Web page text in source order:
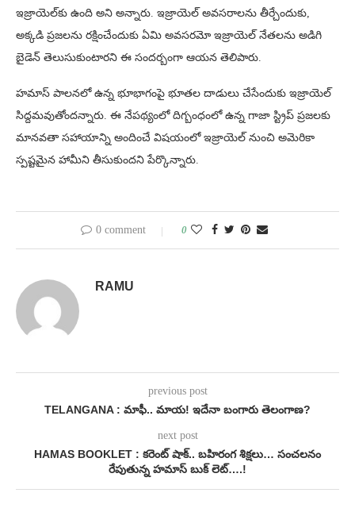
ఇజ్రాయెల్‌కు ఉంది అని అన్నారు. ఇజ్రాయెల్ అవసరాలను తీర్చేందుకు,
అక్కడి ప్రజలను రక్షించేందుకు ఏమి అవసరమో ఇజ్రాయెల్ నేతలను అడిగి
బైడెన్ తెలుసుకుంటారని ఈ సందర్బంగా ఆయన తెలిపారు.
హమాస్ పాలనలో ఉన్న భూభాగంపై భూతల దాడులు చేసేందుకు ఇజ్రాయెల్
సిద్దమవుతోందన్నారు. ఈ నేపథ్యంలో దిగ్బంధంలో ఉన్న గాజా స్ట్రిప్ ప్రజలకు
మానవతా సహాయాన్ని అందించే విషయంలో ఇజ్రాయెల్ నుంచి అమెరికా
స్పష్టమైన హామీని తీసుకుందని పేర్కొన్నారు.
0 comment 0
RAMU
previous post
TELANGANA : మాఫీ.. మాయ! ఇదేనా బంగారు తెలంగాణ?
next post
HAMAS BOOKLET : కరెంట్ షాక్.. బహిరంగ శిక్షలు… సంచలనం
రేపుతున్న హమాస్ బుక్ లెట్….!